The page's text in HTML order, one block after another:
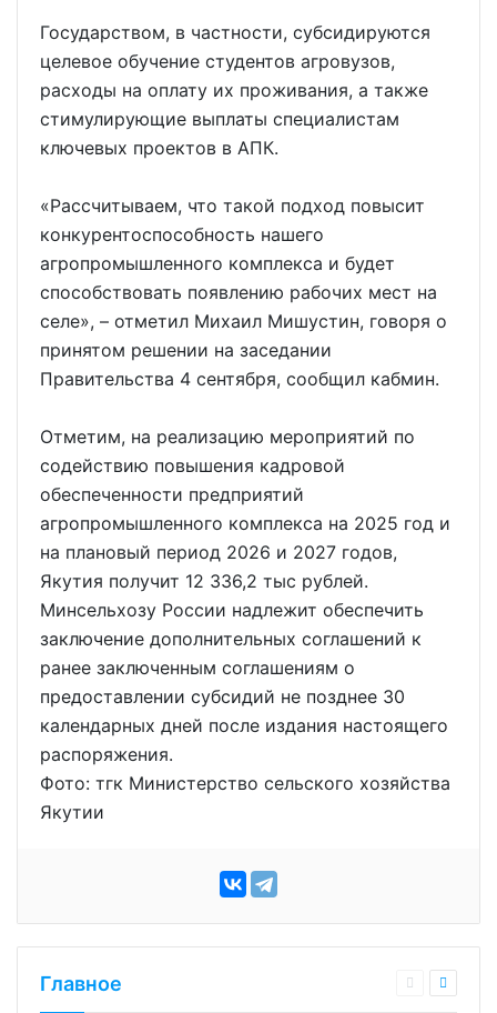
Государством, в частности, субсидируются
целевое обучение студентов агровузов,
расходы на оплату их проживания, а также
стимулирующие выплаты специалистам
ключевых проектов в АПК.
«Рассчитываем, что такой подход повысит
конкурентоспособность нашего
агропромышленного комплекса и будет
способствовать появлению рабочих мест на
селе», – отметил Михаил Мишустин, говоря о
принятом решении на заседании
Правительства 4 сентября, сообщил кабмин.
Отметим, на реализацию мероприятий по
содействию повышения кадровой
обеспеченности предприятий
агропромышленного комплекса на 2025 год и
на плановый период 2026 и 2027 годов,
Якутия получит 12 336,2 тыс рублей.
Минсельхозу России надлежит обеспечить
заключение дополнительных соглашений к
ранее заключенным соглашениям о
предоставлении субсидий не позднее 30
календарных дней после издания настоящего
распоряжения.
Фото: тгк Министерство сельского хозяйства
Якутии
Главное